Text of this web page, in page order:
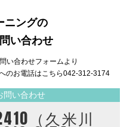
ニングの
い合わせ
い合わせフォームより
のお電話はこちら042-312-3174
問い合わせ
（久米川